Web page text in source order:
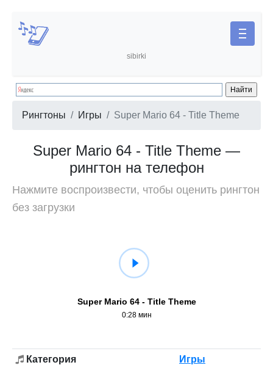
sibirki
Рингтоны Игры Super Mario 64 - Title Theme
Super Mario 64 - Title Theme —
рингтон на телефон
Нажмите воспроизвести, чтобы оценить рингтон
без загрузки
Super Mario 64 - Title Theme
0:28 мин
Категория Игры